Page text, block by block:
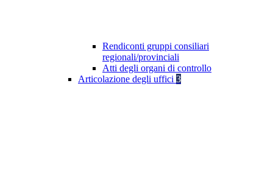
Rendiconti gruppi consiliari
regionali/provinciali
Atti degli organi di controllo
Articolazione degli uffici 3